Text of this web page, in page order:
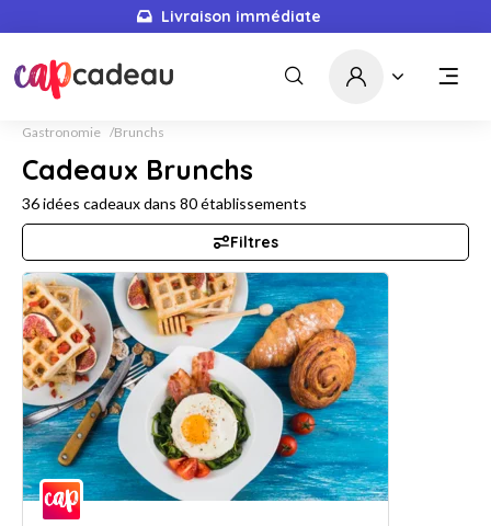
Livraison immédiate
Gastronomie Brunchs
Cadeaux Brunchs
36idées cadeaux dans 80établissements
Filtres